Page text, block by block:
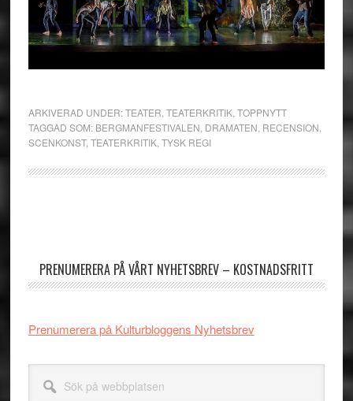
ARKIVERAD UNDER:TEATER TEATERKRITIK, TOPPNYTT
TAGGAD SOM: BERGMANFESTIVALEN DRAMATEN RECENSION
SCENKONST, TEATERKRITIK, TYSK REGI
PRENUMERERA PÅ VÅRT NYHETSBREV – KOSTNADSFRITT
Prenumerera på Kulturbloggens Nyhetsbrev